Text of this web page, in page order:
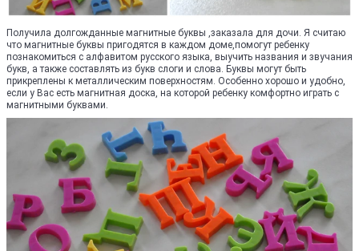
Получила долгожданные магнитные буквы ,заказала для дочи. Я считаю
что магнитные буквы пригодятся в каждом доме,помогут ребенку
познакомиться с алфавитом русского языка, выучить названия и звучания
букв, а также составлять из букв слоги и слова. Буквы могут быть
прикреплены к металлическим поверхностям. Особенно хорошо и удобно,
если у Вас есть магнитная доска, на которой ребенку комфортно играть с
магнитными буквами.